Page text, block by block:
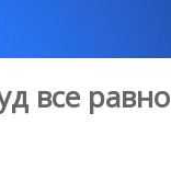
все равно